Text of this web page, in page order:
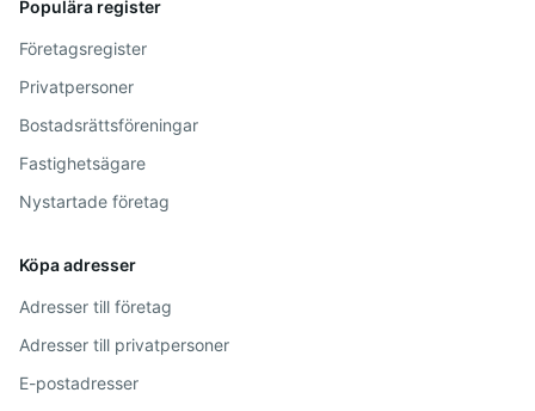
Populära register
Företagsregister
Privatpersoner
Bostadsrättsföreningar
Fastighetsägare
Nystartade företag
Köpa adresser
Adresser till företag
Adresser till privatpersoner
E-postadresser